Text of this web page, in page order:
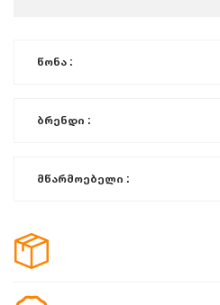
წონა :
ბრენდი :
მწარმოებელი :